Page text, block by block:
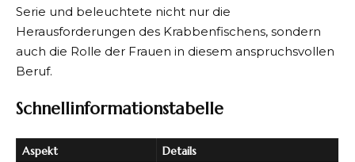
Serie und beleuchtete nicht nur die
Herausforderungen des Krabbenfischens, sondern
auch die Rolle der Frauen in diesem anspruchsvollen
Beruf.
Schnellinformationstabelle
Aspekt Details